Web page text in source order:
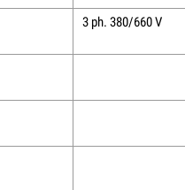
3 ph. 380/660 V